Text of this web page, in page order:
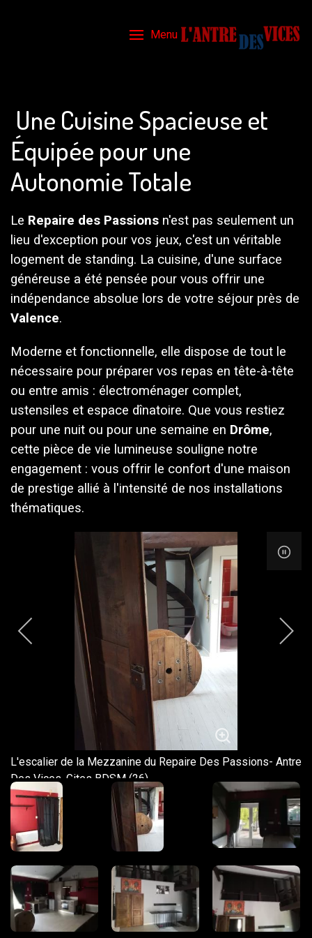
Menu
Une Cuisine Spacieuse et
Équipée pour une
Autonomie Totale
Le Repaire des Passions n'est pas seulement un
lieu d'exception pour vos jeux, c'est un véritable
logement de standing. La cuisine, d'une surface
généreuse a été pensée pour vous offrir une
indépendance absolue lors de votre séjour près de
Valence.
Moderne et fonctionnelle, elle dispose de tout le
nécessaire pour préparer vos repas en tête-à-tête
ou entre amis : électroménager complet,
ustensiles et espace dînatoire. Que vous restiez
pour une nuit ou pour une semaine en Drôme,
cette pièce de vie lumineuse souligne notre
engagement : vous offrir le confort d'une maison
de prestige allié à l'intensité de nos installations
thématiques.
L'escalier de la Mezzanine du Repaire Des Passions- Antre
Des Vices, Gites BDSM (26)